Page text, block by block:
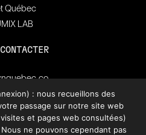
Québec
LAB
de presse
FAQ
: nous recueillons des
passage sur notre site web
et pages web consultées)
ne pouvons cependant pas